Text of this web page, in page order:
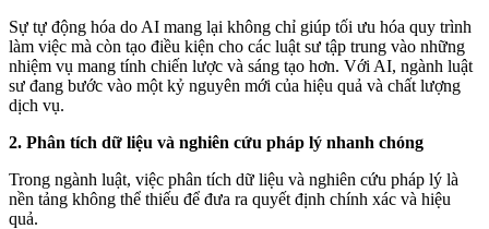
Sự tự động hóa do AI mang lại không chỉ giúp tối ưu hóa quy trình
làm việc mà còn tạo điều kiện cho các luật sư tập trung vào những
nhiệm vụ mang tính chiến lược và sáng tạo hơn. Với AI, ngành luật
sư đang bước vào một kỷ nguyên mới của hiệu quả và chất lượng
dịch vụ.
2. Phân tích dữ liệu và nghiên cứu pháp lý nhanh chóng
Trong ngành luật, việc phân tích dữ liệu và nghiên cứu pháp lý là
nền tảng không thể thiếu để đưa ra quyết định chính xác và hiệu
quả.